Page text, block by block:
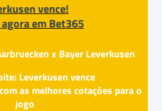
vence!
em Bet365
x Bayer Leverkusen
Leverkusen vence
as melhores cotações para o
jogo